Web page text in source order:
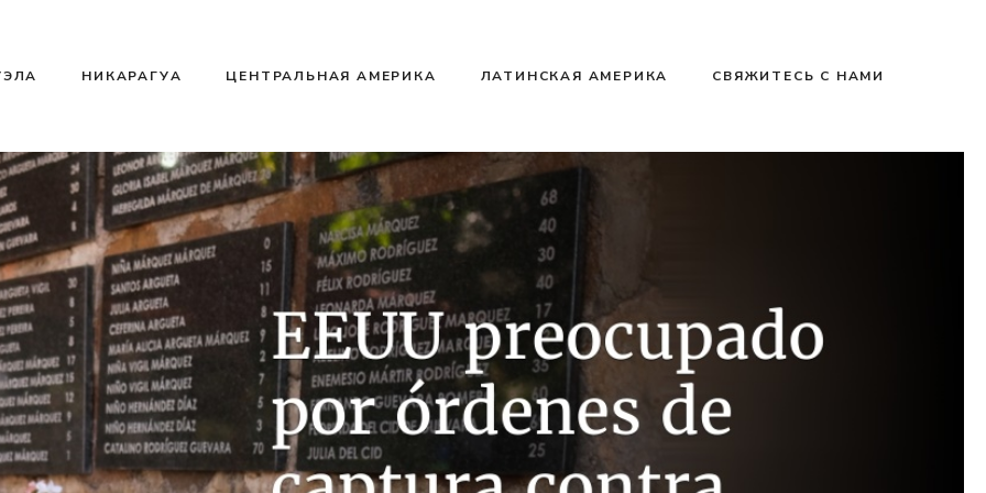
НИКАРАГУА ЦЕНТРАЛЬНАЯ АМЕРИКА ЛАТИНСКАЯ АМЕРИКА СВЯЖИТЕСЬ С НАМИ